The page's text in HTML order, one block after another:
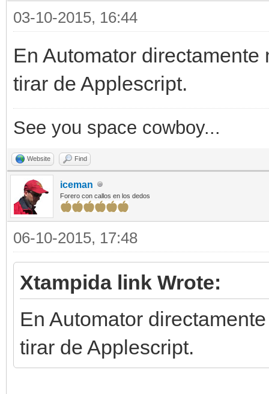
03-10-2015, 16:44
En Automator
tirar de Applescript.
See you space cowboy...
Website Find
iceman
Forero con callos en los dedos
06-10-2015, 17:48
Xtampida link Wrote:
En Automator
tirar de Applescript.